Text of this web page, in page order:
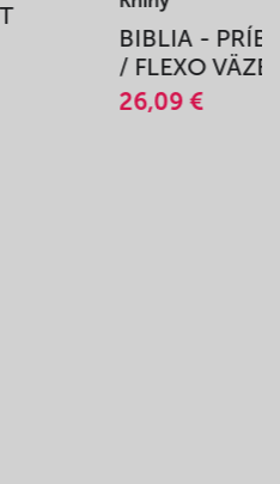
BIBLIA -
/ FLEXO
26,09 €